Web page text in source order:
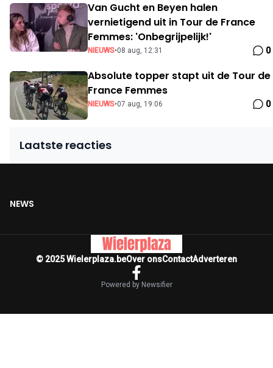
Van Gucht en Beyen halen
vernietigend uit in Tour de France
Femmes: 'Onbegrijpelijk!'
NIEUWS•08 aug, 12:31 0
Absolute topper stapt uit de Tour de
France Femmes
NIEUWS•07 aug, 19:06 0
Laatste reacties
NEWS
© 2025 Wielerplaza.beOver onsContactAdverteren
Powered by Newsifier